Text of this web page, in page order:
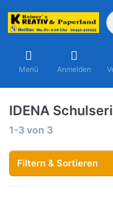
Menü Anmelden
IDENA
1-3 von 3
Filtern & Sortieren